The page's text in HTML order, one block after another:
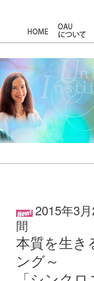
HOME
2015年3
間
本質を生き
ング～